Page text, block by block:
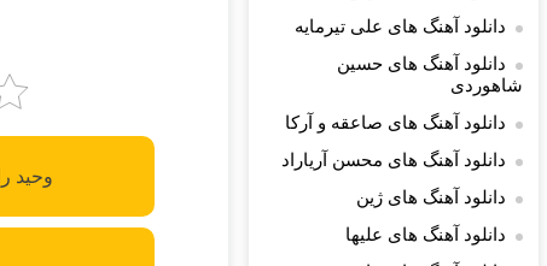
وحید
دانلود آهنگ های علی تیرمایه
دانلود آهنگ های حسین
شاهوردی
دانلود آهنگ های صاعقه و آرکا
دانلود آهنگ های محسن آریاراد
دانلود آهنگ های ژین
دانلود آهنگ های علیها